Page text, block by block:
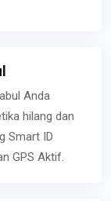
Anda
hilang dan
Smart ID
GPS Aktif.